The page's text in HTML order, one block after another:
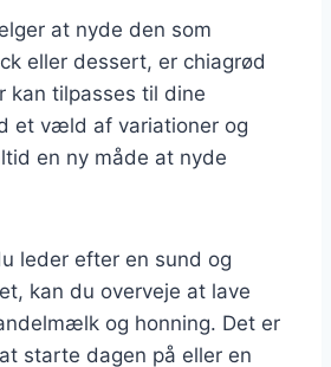
at nyde den som
eller dessert, er chiagrød
kan tilpasses til dine
et væld af variationer og
en ny måde at nyde
leder efter en sund og
kan du overveje at lave
og honning. Det er
starte dagen på eller en